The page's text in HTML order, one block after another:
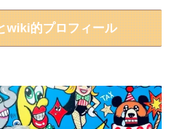
wiki的プロフィール